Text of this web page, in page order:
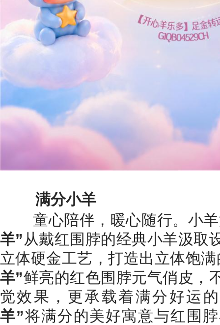
满分小羊
童心陪伴，暖心随行。小羊
羊”从戴红围脖的经典小羊汲取
立体硬金工艺，打造出立体饱
羊”鲜亮的红色围脖元气俏皮，
觉效果，更承载着满分好运
羊”将满分的美好寓意与红围